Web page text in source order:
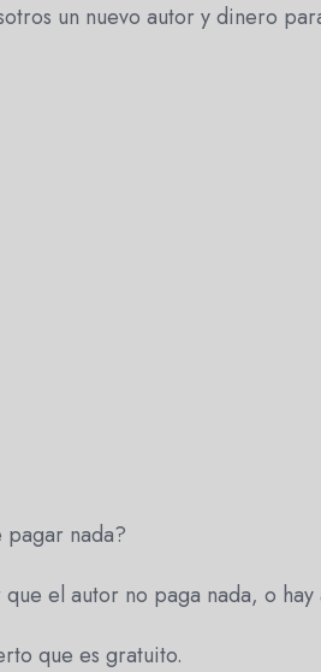
un nuevo autor y dinero
nada?
el autor no paga nada, o
que es gratuito.